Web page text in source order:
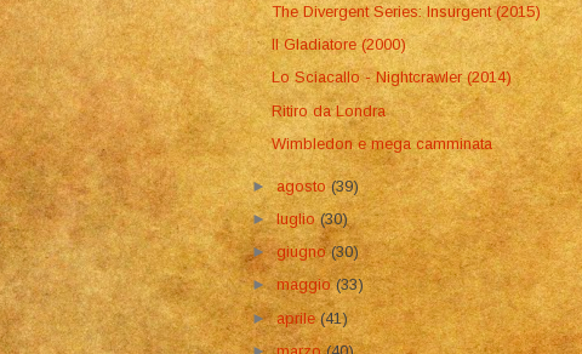
The Divergent Series: Insurgent (2015)
Il Gladiatore (2000)
Lo Sciacallo - Nightcrawler (2014)
Ritiro da Londra
Wimbledon e mega camminata
►agosto(39)
►luglio(30)
►giugno(30)
►maggio(33)
►aprile(41)